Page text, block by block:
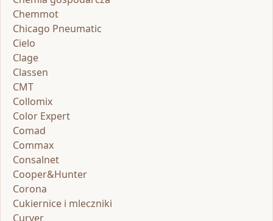
Chemmot
Chicago Pneumatic
Cielo
Clage
Classen
CMT
Collomix
Color Expert
Comad
Commax
Consalnet
Cooper&Hunter
Corona
Cukiernice i mleczniki
Curver